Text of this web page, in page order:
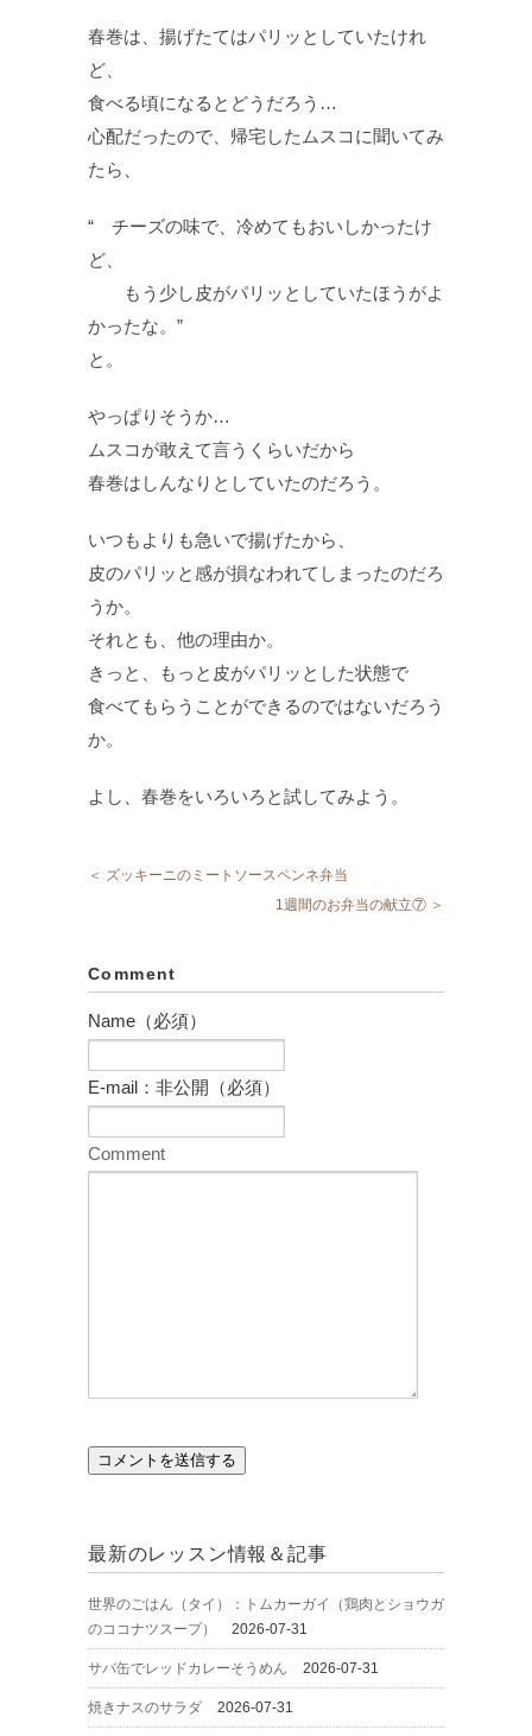
春巻は、揚げたてはパリッとしていたけれ
ど、
食べる頃になるとどうだろう…
心配だったので、帰宅したムスコに聞いてみ
たら、
“ チーズの味で、冷めてもおいしかったけ
ど、
もう少し皮がパリッとしていたほうがよ
かったな。”
と。
やっぱりそうか…
ムスコが敢えて言うくらいだから
春巻はしんなりとしていたのだろう。
いつもよりも急いで揚げたから、
皮のパリッと感が損なわれてしまったのだろ
うか。
それとも、他の理由か。
きっと、もっと皮がパリッとした状態で
食べてもらうことができるのではないだろう
か。
よし、春巻をいろいろと試してみよう。
＜ ズッキーニのミートソースペンネ弁当
1週間のお弁当の献立⑦ ＞
Comment
Name（必須）
E-mail：非公開（必須）
Comment
最新のレッスン情報＆記事
世界のごはん（タイ）：トムカーガイ（鶏肉とショウガ
のココナツスープ）
2026-07-31
サバ缶でレッドカレーそうめん 2026-07-31
焼きナスのサラダ 2026-07-31